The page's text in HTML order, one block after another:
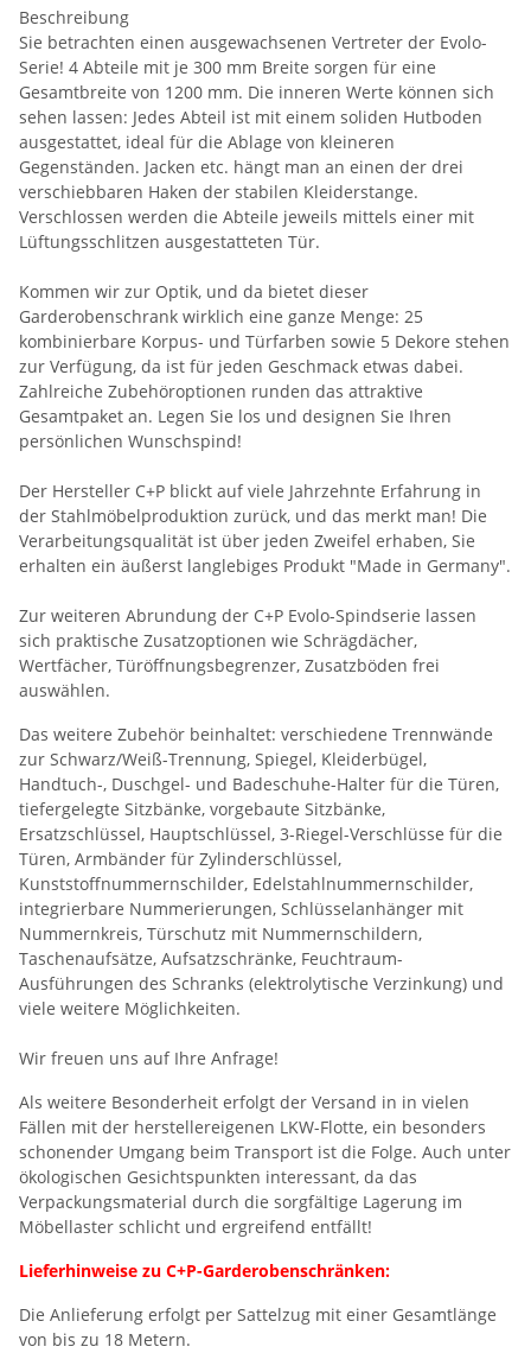
Beschreibung
Sie betrachten einen ausgewachsenen Vertreter der Evolo-
Serie! 4 Abteile mit je 300 mm Breite sorgen für eine
Gesamtbreite von 1200 mm. Die inneren Werte können sich
sehen lassen: Jedes Abteil ist mit einem soliden Hutboden
ausgestattet, ideal für die Ablage von kleineren
Gegenständen. Jacken etc. hängt man an einen der drei
verschiebbaren Haken der stabilen Kleiderstange.
Verschlossen werden die Abteile jeweils mittels einer mit
Lüftungsschlitzen ausgestatteten Tür.
Kommen wir zur Optik, und da bietet dieser
Garderobenschrank wirklich eine ganze Menge: 25
kombinierbare Korpus- und Türfarben sowie 5 Dekore stehen
zur Verfügung, da ist für jeden Geschmack etwas dabei.
Zahlreiche Zubehöroptionen runden das attraktive
Gesamtpaket an. Legen Sie los und designen Sie Ihren
persönlichen Wunschspind!
Der Hersteller C+P blickt auf viele Jahrzehnte Erfahrung in
der Stahlmöbelproduktion zurück, und das merkt man! Die
Verarbeitungsqualität ist über jeden Zweifel erhaben, Sie
erhalten ein äußerst langlebiges Produkt "Made in Germany".
Zur weiteren Abrundung der C+P Evolo-Spindserie lassen
sich praktische Zusatzoptionen wie Schrägdächer,
Wertfächer, Türöffnungsbegrenzer, Zusatzböden frei
auswählen.
Das weitere Zubehör beinhaltet: verschiedene Trennwände
zur Schwarz/Weiß-Trennung, Spiegel, Kleiderbügel,
Handtuch-, Duschgel- und Badeschuhe-Halter für die Türen,
tiefergelegte Sitzbänke, vorgebaute Sitzbänke,
Ersatzschlüssel, Hauptschlüssel, 3-Riegel-Verschlüsse für die
Türen, Armbänder für Zylinderschlüssel,
Kunststoffnummernschilder, Edelstahlnummernschilder,
integrierbare Nummerierungen, Schlüsselanhänger mit
Nummernkreis, Türschutz mit Nummernschildern,
Taschenaufsätze, Aufsatzschränke, Feuchtraum-
Ausführungen des Schranks (elektrolytische Verzinkung) und
viele weitere Möglichkeiten.
Wir freuen uns auf Ihre Anfrage!
Als weitere Besonderheit erfolgt der Versand in in vielen
Fällen mit der herstellereigenen LKW-Flotte, ein besonders
schonender Umgang beim Transport ist die Folge. Auch unter
ökologischen Gesichtspunkten interessant, da das
Verpackungsmaterial durch die sorgfältige Lagerung im
Möbellaster schlicht und ergreifend entfällt!
Lieferhinweise zu C+P-Garderobenschränken:
Die Anlieferung erfolgt per Sattelzug mit einer Gesamtlänge
von bis zu 18 Metern.